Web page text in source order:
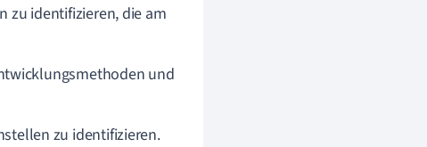
zu identifizieren, die am
und
zu identifizieren.